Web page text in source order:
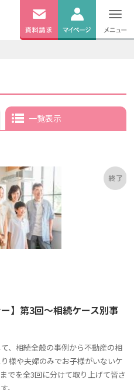
一覧表示
】第3回～相続ケース別事
、相続全般の事例から不動産の相
様や夫婦のみでお子様がいないケ
でを全3回に分けて取り上げて皆さ